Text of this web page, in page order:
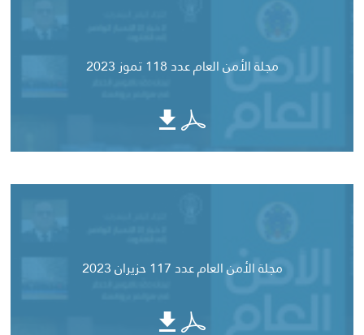
مجلة الأمن العام عدد 118 تموز 2023
مجلة الأمن العام عدد 117 حزيران 2023